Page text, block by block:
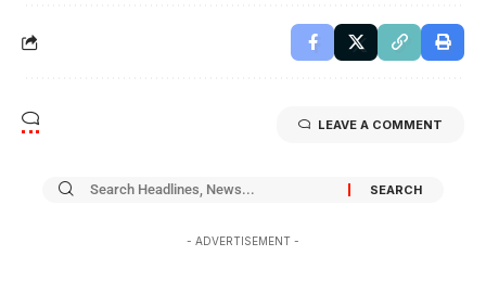
LEAVE A COMMENT
- ADVERTISEMENT -